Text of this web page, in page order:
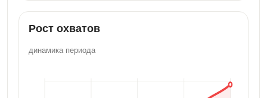
Рост охватов
динамика периода